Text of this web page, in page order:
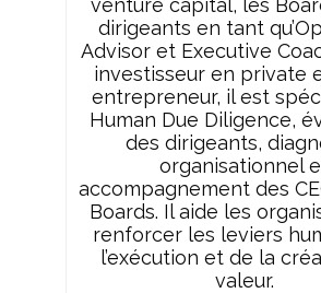
dirigeants en tant
Advisor et Executive
investisseur en private
entrepreneur, il est
Human Due Diligence,
des dirigeants,
organisationnel
accompagnement des
Boards. Il aide les
renforcer les leviers
l’exécution et de la
valeur.